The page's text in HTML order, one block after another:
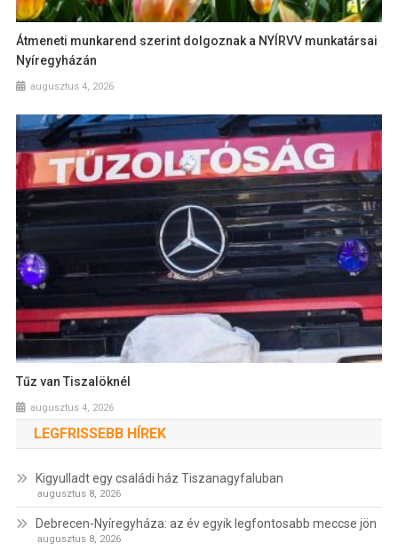
Átmeneti munkarend szerint dolgoznak a NYÍRVV munkatársai
Nyíregyházán
augusztus 4, 2026
Tűz van Tiszalöknél
augusztus 4, 2026
LEGFRISSEBB HÍREK
Kigyulladt egy családi ház Tiszanagyfaluban
augusztus 8, 2026
Debrecen-Nyíregyháza: az év egyik legfontosabb meccse jön
augusztus 8, 2026